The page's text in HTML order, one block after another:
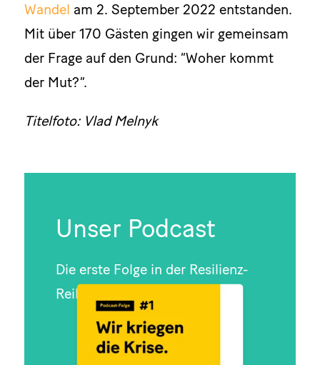
Wandel am 2. September 2022 entstanden.
Mit über 170 Gästen gingen wir gemeinsam
der Frage auf den Grund: “Woher kommt
der Mut?”.
Titelfoto: Vlad Melnyk
Unser Podcast
Die erste Folge in der Resilienz-
Reihe